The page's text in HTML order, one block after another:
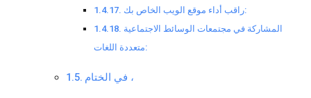
راقب أداء موقع الويب الخاص بك:
المشاركة في مجتمعات الوسائط الاجتماعية
متعددة اللغات:
في الختام ،